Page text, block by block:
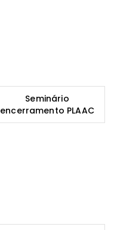
Seminário
encerramento PLAAC